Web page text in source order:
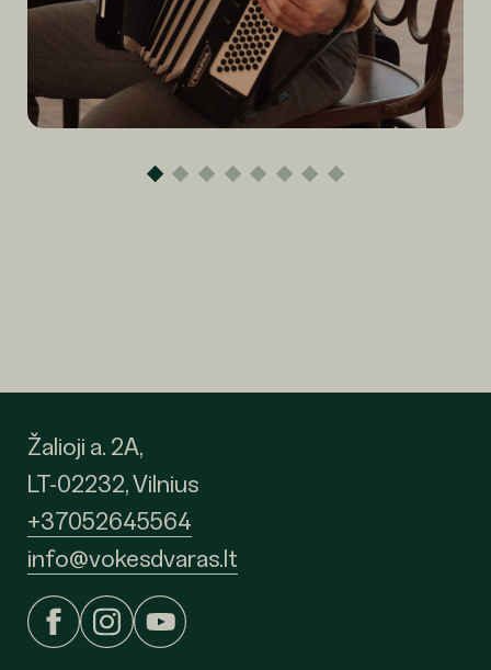
Žalioji a. 2A,
LT-02232, Vilnius
+37052645564
info@vokesdvaras.lt